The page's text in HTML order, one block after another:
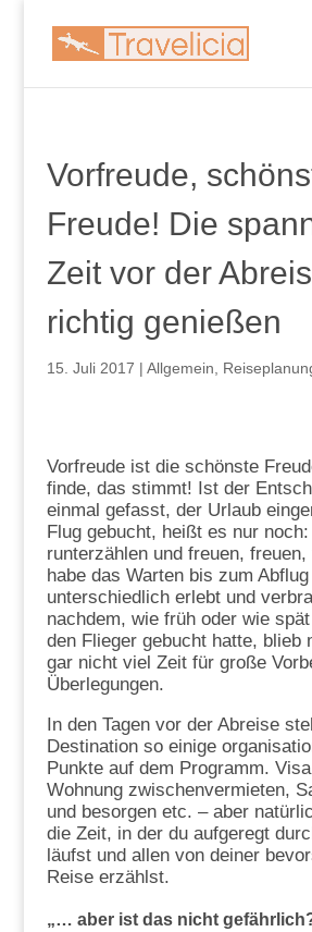
Vorfreude,
Freude! Die
Zeit vor der
richtig genießen
15. Juli 2017 | Allgemein
Vorfreude ist die schönste
finde, das stimmt! Ist der
einmal gefasst, der Urlaub
Flug gebucht, heißt es nur noch:
runterzählen und freuen,
habe das Warten bis zum
unterschiedlich erlebt und
nachdem, wie früh oder wie
den Flieger gebucht hatte, blieb
gar nicht viel Zeit für große
Überlegungen.
In den Tagen vor der Abreise
Destination so einige
Punkte auf dem Programm.
Wohnung zwischenvermieten,
und besorgen etc. – aber
die Zeit, in der du aufgeregt
läufst und allen von deiner
Reise erzählst.
„… aber ist das nicht